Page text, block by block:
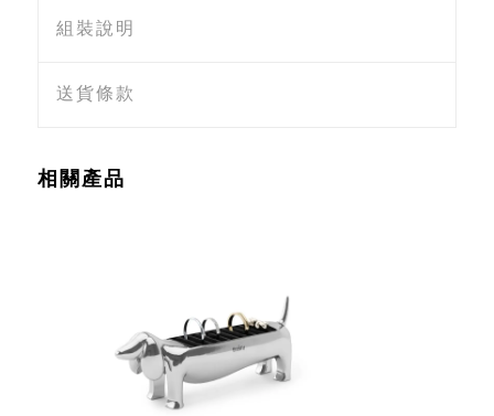
組裝說明
送貨條款
相關產品